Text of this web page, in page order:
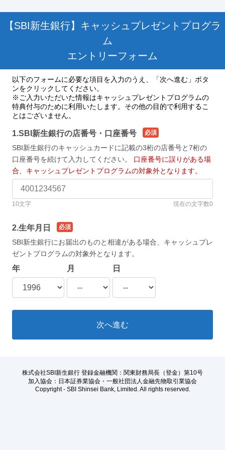
【SBI新生銀行】キャッシュプレゼントプログラ
ム
エントリーフォーム
以下のフォームに必要な項目を入力のうえ、「次へ進む」ボタ
ンをクリックしてください。
※ご入力いただいた情報はキャッシュプレゼントプログラムの
特典付与のために利用いたします。その他の目的で利用するこ
とはございません。
1.SBI新生銀行の店番号・口座番号 必須
SBI新生銀行のキャッシュカードに記載の3桁の店番号と7桁の
口座番号を続けて入力してください。 口座番号に誤りがある場
合、キャッシュプレゼントプログラムの対象外となります。
10文字 現在の文字数0
2.生年月日 必須
SBI新生銀行にお届出のものと相違がある場合、キャッシュプレ
ゼントプログラムの対象外となります。
年 月 日
次へ進む
株式会社SBI新生銀行 登録金融機関：関東財務局長（登金）第10号
加入協会：日本証券業協会・一般社団法人金融先物取引業協会
Copyright - SBI Shinsei Bank, Limited. All rights reserved.